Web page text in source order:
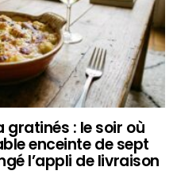
: le soir où
enceinte de sept
l’appli de livraison